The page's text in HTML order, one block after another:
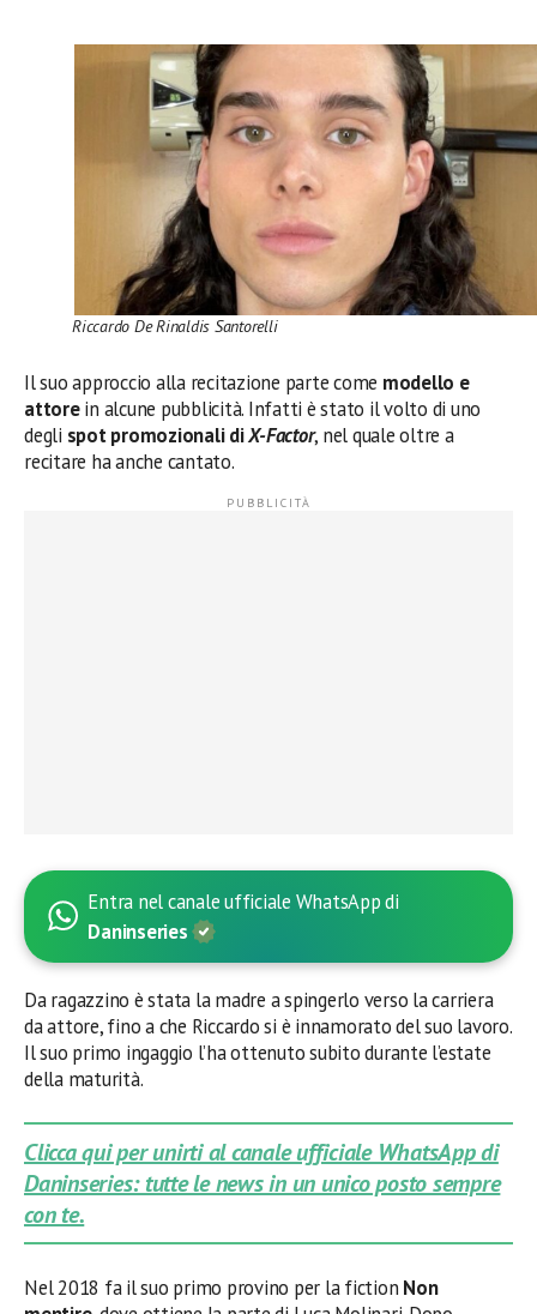
Riccardo De Rinaldis Santorelli
Il suo approccio alla recitazione parte come modello e
attorein alcune pubblicità. Infatti è stato il volto di uno
degli spot promozionali diX-Factor, nel quale oltre a
recitare ha anche cantato.
Entra nel canale ufficiale WhatsApp di
Daninseries
Da ragazzino è stata la madre a spingerlo verso la carriera
da attore, fino a che Riccardo si è innamorato del suo lavoro.
Il suo primo ingaggio l’ha ottenuto subito durante l’estate
della maturità.
Clicca qui per unirti al canale ufficiale WhatsApp di
Daninseries: tutte le news in un unico posto sempre
con te.
Nel 2018 fa il suo primo provino per la fiction Non